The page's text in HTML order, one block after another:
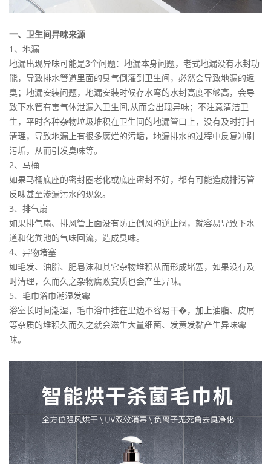
一、卫生间异味来源
1、地漏
地漏出现异味可能是3个问题：地漏本身问题，老式地漏没有水封功
能，导致排水管道里面的臭气倒灌到卫生间，必然会导致地漏的返
臭；地漏安装问题，地漏安装时候存水弯的水封高度不够高，会导
致下水管有害气体泄漏入卫生间,从而会出现异味；不注意清洁卫
生，平时各种杂物垃圾堆积在卫生间的地漏管口上，没有及时打扫
清理，导致地漏上有很多腐烂的污垢，地漏排水的过程中反复冲刷
污垢，从而引发臭味等。
2、马桶
如果马桶底座的密封圈老化或底座密封不好，都有可能造成排污管
反味甚至渗漏污水的现象。
3、排气扇
如果排气扇、排风管上面没有防止倒风的逆止阀，就容易导致下水
道和化粪池的气味回流，造成臭味。
4、异物堵塞
如毛发、油脂、肥皂沫和其它杂物堆积从而形成堵塞，如果没有及
时清理，久而久之杂物腐败变质也会产生异味。
5、毛巾浴巾潮湿发霉
浴室长时间潮湿，毛巾浴巾挂在里边不容易干�，加上油脂、皮屑
等杂质的堆积久而久之就会滋生大量细菌、发黄发黏产生异味霉
味。